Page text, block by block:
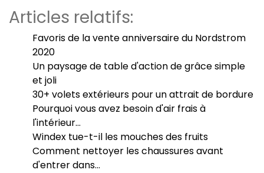
Articles relatifs:
Favoris de la vente anniversaire du Nordstrom
2020
Un paysage de table d'action de grâce simple
et joli
30+ volets extérieurs pour un attrait de bordure
Pourquoi vous avez besoin d'air frais à
l'intérieur…
Windex tue-t-il les mouches des fruits
Comment nettoyer les chaussures avant
d'entrer dans…